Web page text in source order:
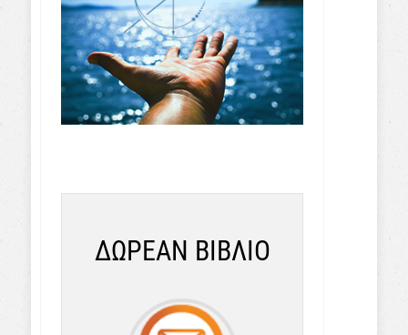
ΔΩΡΕΑΝ ΒΙΒΛΙΟ